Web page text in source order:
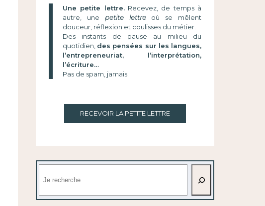
Une petite lettre.Recevez, de temps à
autre, une petite lettreoù se mêlent
douceur, réflexion et coulisses du métier.
Des instants de pause au milieu du
quotidien, des pensées sur les langues,
l’entrepreneuriat, l’interprétation,
l’écriture…
Pas de spam, jamais.
RECEVOIR LA PETITE LETTRE